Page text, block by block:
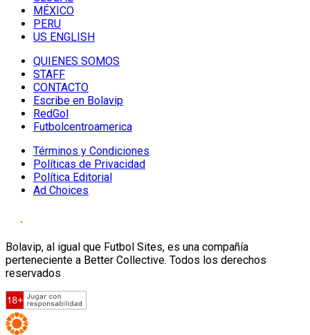
MÉXICO
PERU
US ENGLISH
QUIENES SOMOS
STAFF
CONTACTO
Escribe en Bolavip
RedGol
Futbolcentroamerica
Términos y Condiciones
Políticas de Privacidad
Política Editorial
Ad Choices
Bolavip, al igual que Futbol Sites, es una compañía
perteneciente a Better Collective. Todos los derechos
reservados